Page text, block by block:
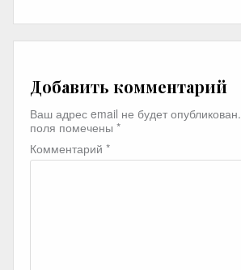
Добавить комментарий
Ваш адрес email не будет опубликован.
поля помечены *
Комментарий *